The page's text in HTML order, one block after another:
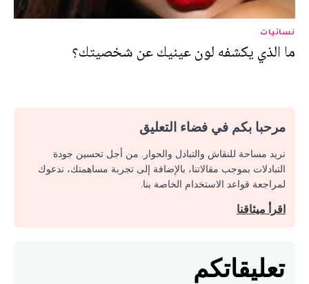
نسائيات
ما الذي يكشفه لون عينيك عن شخصيتك؟
مرحبا بكم في فضاء التعليق
نريد مساحة للنقاش والتبادل والحوار. من أجل تحسين جودة
التبادلات بموجب مقالاتنا، بالإضافة إلى تجربة مساهمتك، ندعوك
لمراجعة قواعد الاستخدام الخاصة بنا.
اقرأ ميثاقنا
تعليقاتكم